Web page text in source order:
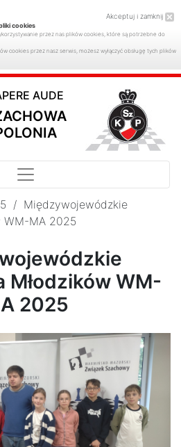
Akceptuj i zamknij
cookies
przez nas plików cookies, które są potrzebne do
cookies przez nasz serwis, możesz wyłączyć obsługę tych plików
AUDE
/ Międzywojewódzkie
WM-MA 2025
WM-
2025